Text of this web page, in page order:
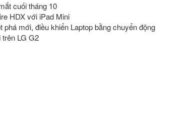
cuối tháng 10
HDX với iPad Mini
phá mới, điều khiển Laptop bằng chuyển động
LG G2